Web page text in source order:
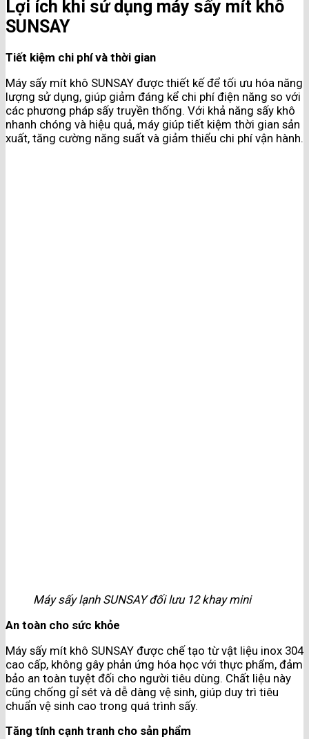
Lợi ích khi sử dụng máy sấy mít khô
SUNSAY
Tiết kiệm chi phí và thời gian
Máy sấy mít khô SUNSAY được thiết kế để tối ưu hóa năng
lượng sử dụng, giúp giảm đáng kể chi phí điện năng so với
các phương pháp sấy truyền thống. Với khả năng sấy khô
nhanh chóng và hiệu quả, máy giúp tiết kiệm thời gian sản
xuất, tăng cường năng suất và giảm thiểu chi phí vận hành.
Máy sấy lạnh SUNSAY đối lưu 12 khay mini
An toàn cho sức khỏe
Máy sấy mít khô SUNSAY được chế tạo từ vật liệu inox 304
cao cấp, không gây phản ứng hóa học với thực phẩm, đảm
bảo an toàn tuyệt đối cho người tiêu dùng. Chất liệu này
cũng chống gỉ sét và dễ dàng vệ sinh, giúp duy trì tiêu
chuẩn vệ sinh cao trong quá trình sấy.
Tăng tính cạnh tranh cho sản phẩm